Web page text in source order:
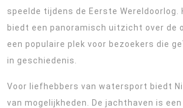
speelde tijdens de Eerste Wereldoorlog.
biedt een panoramisch uitzicht over de
een populaire plek voor bezoekers die
in geschiedenis.
Voor liefhebbers van watersport biedt
van mogelijkheden. De jachthaven is een